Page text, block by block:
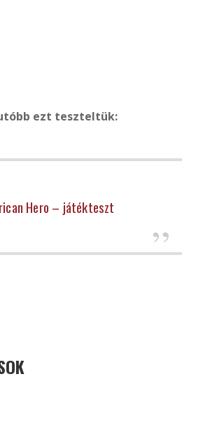
ezt teszteltük:
Hero – játékteszt